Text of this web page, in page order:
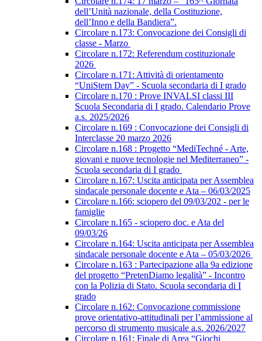
dell’Unità nazionale, della Costituzione,
dell’Inno e della Bandiera”.
Circolare n.173: Convocazione dei Consigli di
classe - Marzo
Circolare n.172: Referendum costituzionale
2026
Circolare n.171: Attività di orientamento
“UniStem Day” - Scuola secondaria di I grado
Circolare n.170 : Prove INVALSI classi III
Scuola Secondaria di I grado. Calendario Prove
a.s. 2025/2026
Circolare n.169 : Convocazione dei Consigli di
Interclasse 20 marzo 2026
Circolare n.168 : Progetto “MediTechné - Arte,
giovani e nuove tecnologie nel Mediterraneo” -
Scuola secondaria di I grado
Circolare n.167: Uscita anticipata per Assemblea
sindacale personale docente e Ata – 06/03/2025
Circolare n.166: sciopero del 09/03/202 - per le
famiglie
Circolare n.165 - sciopero doc. e Ata del
09/03/26
Circolare n.164: Uscita anticipata per Assemblea
sindacale personale docente e Ata – 05/03/2026
Circolare n.163 : Partecipazione alla 9a edizione
del progetto “PretenDiamo legalità” - Incontro
con la Polizia di Stato. Scuola secondaria di I
grado
Circolare n.162: Convocazione commissione
prove orientativo-attitudinali per l’ammissione al
percorso di strumento musicale a.s. 2026/2027
Circolare n.161: Finale di Area “Giochi